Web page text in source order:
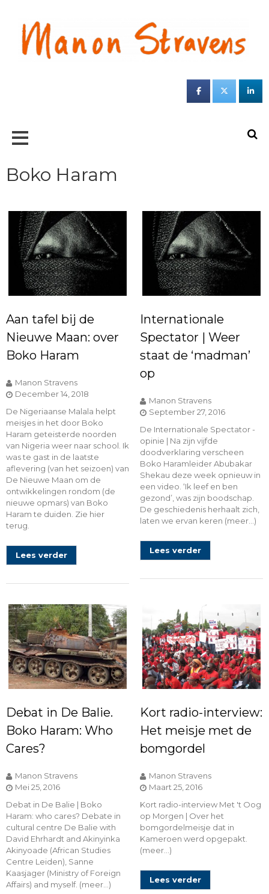
Boko Haram
Aan tafel bij de
Nieuwe Maan: over
Boko Haram
Manon Stravens
December 14, 2018
De Nigeriaanse Malala helpt
meisjes in het door Boko
Haram geteisterde noorden
van Nigeria weer naar school. Ik
was te gast in de laatste
aflevering (van het seizoen) van
De Nieuwe Maan om de
ontwikkelingen rondom (de
nieuwe opmars) van Boko
Haram te duiden. Zie hier
terug.
Lees verder
Internationale
Spectator | Weer
staat de ‘madman’
op
Manon Stravens
September 27, 2016
De Internationale Spectator -
opinie | Na zijn vijfde
doodverklaring verscheen
Boko Haramleider Abubakar
Shekau deze week opnieuw in
een video. ‘Ik leef en ben
gezond’, was zijn boodschap.
De geschiedenis herhaalt zich,
laten we ervan keren (meer…)
Lees verder
Debat in De Balie.
Boko Haram: Who
Cares?
Manon Stravens
Mei 25, 2016
Debat in De Balie | Boko
Haram: who cares? Debate in
cultural centre De Balie with
David Ehrhardt and Akinyinka
Akinyoade (African Studies
Centre Leiden), Sanne
Kaasjager (Ministry of Foreign
Affairs) and myself. (meer…)
Kort radio-interview:
Het meisje met de
bomgordel
Manon Stravens
Maart 25, 2016
Kort radio-interview Met 't Oog
op Morgen | Over het
bomgordelmeisje dat in
Kameroen werd opgepakt.
(meer…)
Lees verder